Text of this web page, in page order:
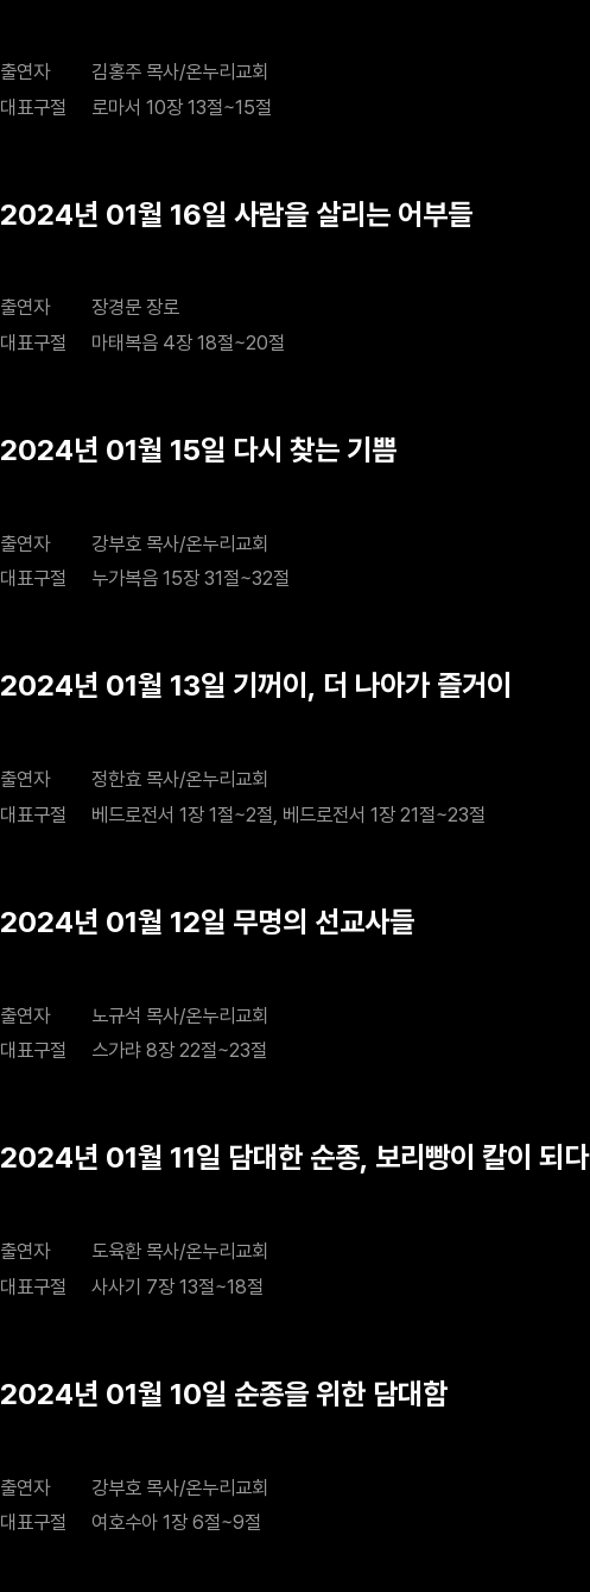
출연자
김홍주 목사/온누리교회
대표구절
로마서 10장 13절~15절
2024년 01월 16일 사람을 살리는 어부들
출연자
장경문 장로
대표구절
마태복음 4장 18절~20절
2024년 01월 15일 다시 찾는 기쁨
출연자
강부호 목사/온누리교회
대표구절
누가복음 15장 31절~32절
2024년 01월 13일 기꺼이, 더 나아가 즐거이
출연자
정한효 목사/온누리교회
대표구절
베드로전서 1장 1절~2절, 베드로전서 1장 21절~23절
2024년 01월 12일 무명의 선교사들
출연자
노규석 목사/온누리교회
대표구절
스가랴 8장 22절~23절
2024년 01월 11일 담대한 순종, 보리빵이 칼이 되다
출연자
도육환 목사/온누리교회
대표구절
사사기 7장 13절~18절
2024년 01월 10일 순종을 위한 담대함
출연자
강부호 목사/온누리교회
대표구절
여호수아 1장 6절~9절